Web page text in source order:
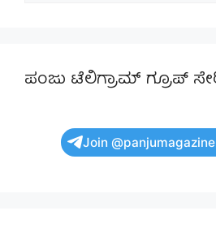
ಪಂಜು ಟೆಲಿಗ್ರಾಮ್ ಗ್ರೂಪ್
Join